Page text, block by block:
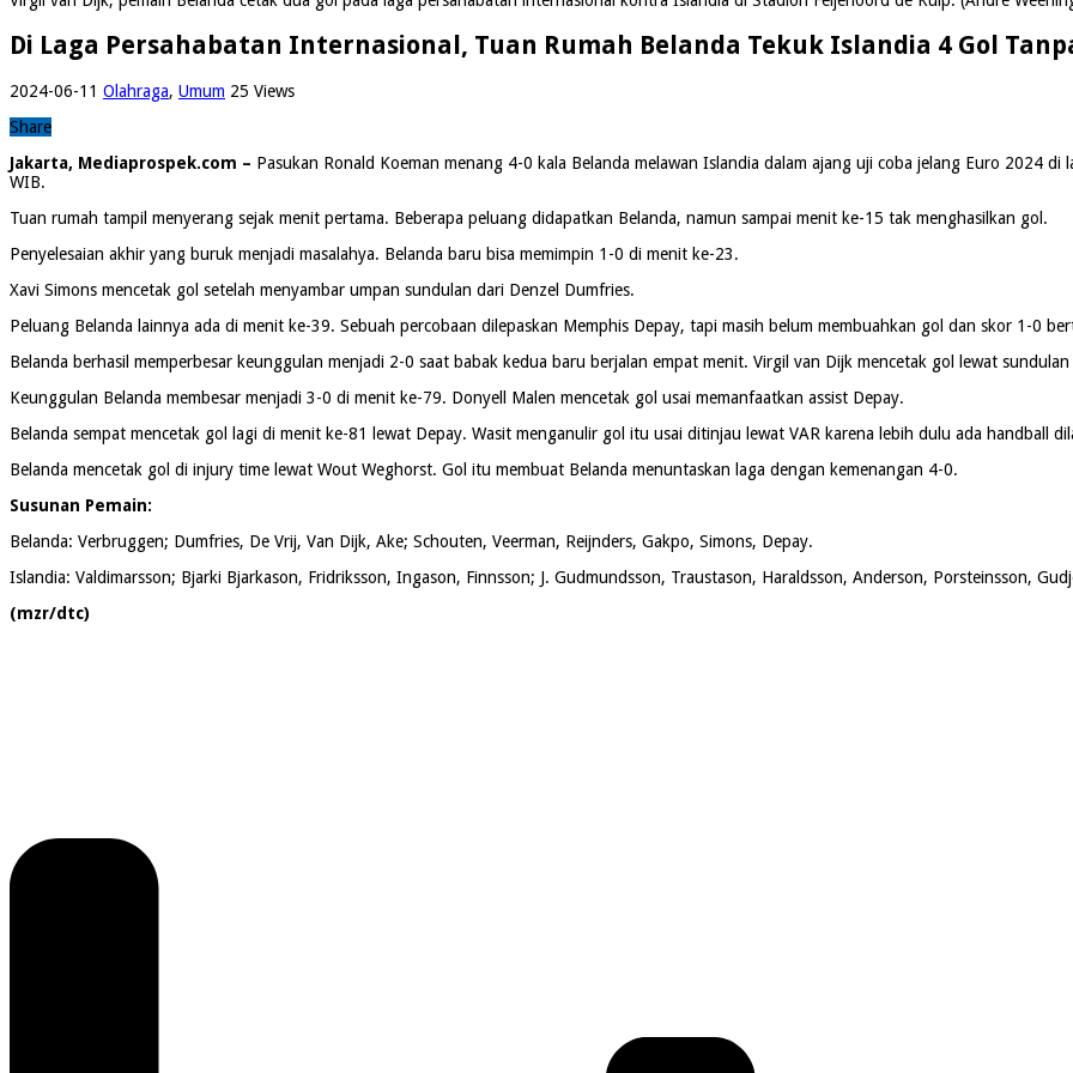
Di Laga Persahabatan Internasional, Tuan Rumah Belanda Tekuk Islandia 4 Gol
2024-06-11 Olahraga, Umum 25 Views
Share
Jakarta, Mediaprospek.com – Pasukan Ronald Koeman menang 4-0 kala Belanda melawan Islandia dalam ajang uji coba jelang Euro 2024
WIB.
Tuan rumah tampil menyerang sejak menit pertama. Beberapa peluang didapatkan Belanda, namun sampai menit ke-15 tak menghasilkan gol.
Penyelesaian akhir yang buruk menjadi masalahya. Belanda baru bisa memimpin 1-0 di menit ke-23.
Xavi Simons mencetak gol setelah menyambar umpan sundulan dari Denzel Dumfries.
Peluang Belanda lainnya ada di menit ke-39. Sebuah percobaan dilepaskan Memphis Depay, tapi masih belum membuahkan gol dan skor 1-0
Belanda berhasil memperbesar keunggulan menjadi 2-0 saat babak kedua baru berjalan empat menit. Virgil van Dijk mencetak gol lewat
Keunggulan Belanda membesar menjadi 3-0 di menit ke-79. Donyell Malen mencetak gol usai memanfaatkan assist Depay.
Belanda sempat mencetak gol lagi di menit ke-81 lewat Depay. Wasit menganulir gol itu usai ditinjau lewat VAR karena lebih dulu ada handball
Belanda mencetak gol di injury time lewat Wout Weghorst. Gol itu membuat Belanda menuntaskan laga dengan kemenangan 4-0.
Susunan Pemain:
Belanda: Verbruggen; Dumfries, De Vrij, Van Dijk, Ake; Schouten, Veerman, Reijnders, Gakpo, Simons, Depay.
Islandia: Valdimarsson; Bjarki Bjarkason, Fridriksson, Ingason, Finnsson; J. Gudmunds­son, Traustason, Haraldsson, Anderson, Porsteinsson,
(mzr/dtc)